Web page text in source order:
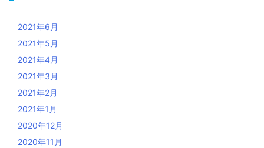
2021年6月
2021年5月
2021年4月
2021年3月
2021年2月
2021年1月
2020年12月
2020年11月